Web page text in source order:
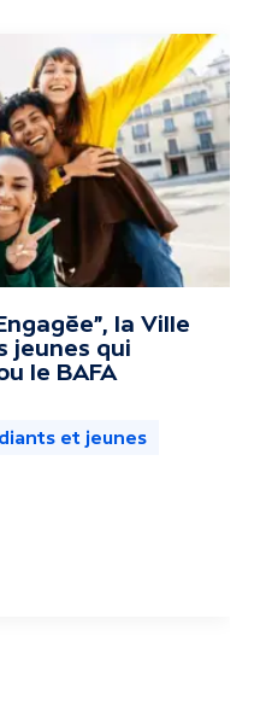
la Ville
jeunes qui
le BAFA
et jeunes